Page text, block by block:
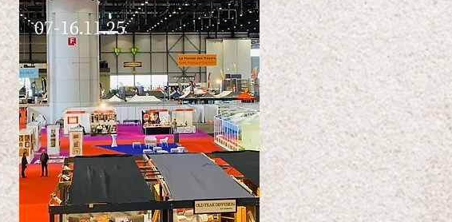
07-16.11.25